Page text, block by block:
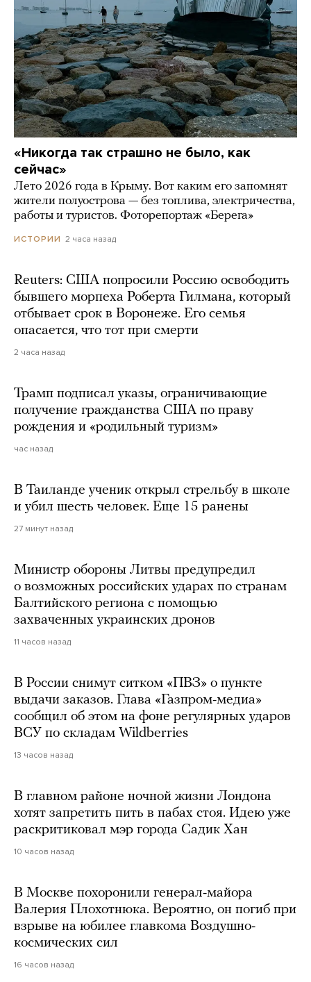
«Никогда так страшно не было, как
сейчас»
Лето 2026 года в Крыму. Вот каким его запомнят
жители полуострова — без топлива, электричества,
работы и туристов. Фоторепортаж «Берега»
ИСТОРИИ 2 часа назад
Reuters: США попросили Россию освободить
бывшего морпеха Роберта Гилмана, который
отбывает срок в Воронеже. Его семья
опасается, что тот при смерти
2 часа назад
Трамп подписал указы, ограничивающие
получение гражданства США по праву
рождения и «родильный туризм»
час назад
В Таиланде ученик открыл стрельбу в школе
и убил шесть человек. Еще 15 ранены
27 минут назад
Министр обороны Литвы предупредил
о возможных российских ударах по странам
Балтийского региона с помощью
захваченных украинских дронов
11 часов назад
В России снимут ситком «ПВЗ» о пункте
выдачи заказов. Глава «Газпром-медиа»
сообщил об этом на фоне регулярных ударов
ВСУ по складам Wildberries
13 часов назад
В главном районе ночной жизни Лондона
хотят запретить пить в пабах стоя. Идею уже
раскритиковал мэр города Садик Хан
10 часов назад
В Москве похоронили генерал-майора
Валерия Плохотнюка. Вероятно, он погиб при
взрыве на юбилее главкома Воздушно-
космических сил
16 часов назад